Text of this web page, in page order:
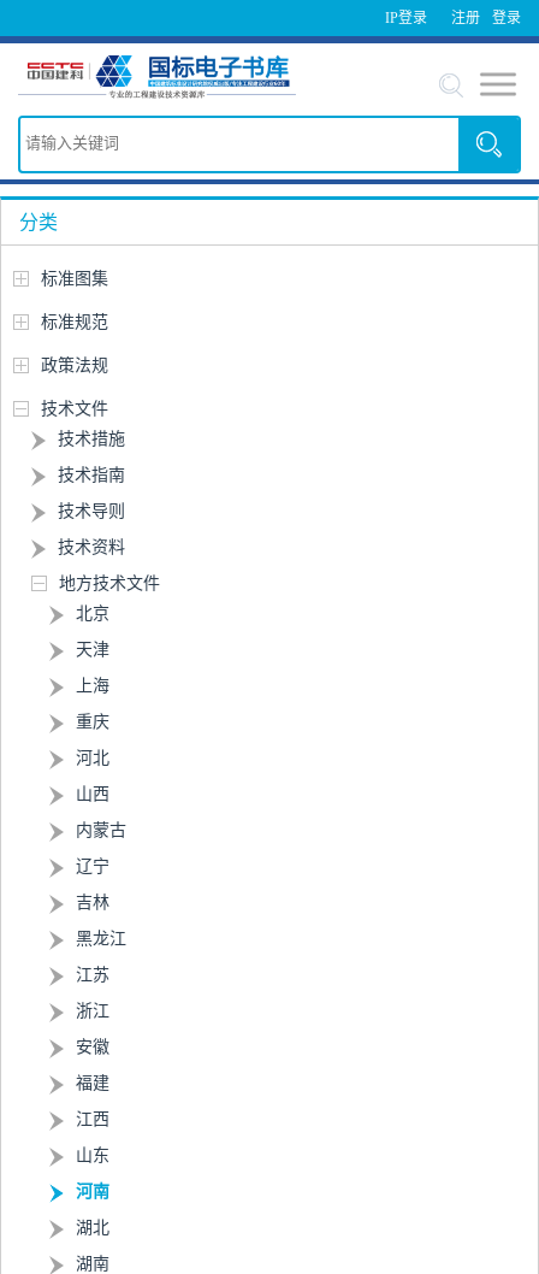
IP登录 登录
注册
分类
标准图集
标准规范
政策法规
技术文件
技术措施
技术指南
技术导则
技术资料
地方技术文件
北京
天津
上海
重庆
河北
山西
内蒙古
辽宁
吉林
黑龙江
江苏
浙江
安徽
福建
江西
山东
河南
湖北
湖南